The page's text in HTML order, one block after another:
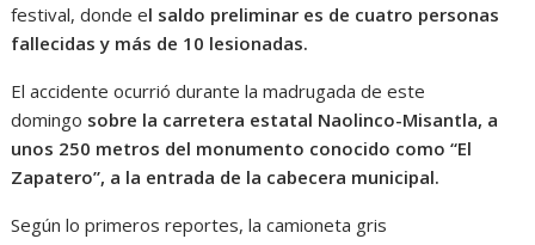
festival, donde el saldo preliminar es de cuatro personas
fallecidas y más de 10 lesionadas.
El accidente ocurrió durante la madrugada de este
domingo sobre la carretera estatal Naolinco-Misantla, a
unos 250 metros del monumento conocido como “El
Zapatero”, a la entrada de la cabecera municipal.
Según lo primeros reportes, la camioneta gris